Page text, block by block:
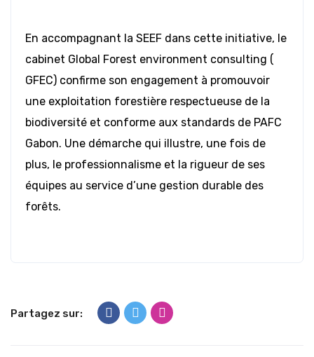
En accompagnant la SEEF dans cette initiative, le
cabinet Global Forest environment consulting (
GFEC) confirme son engagement à promouvoir
une exploitation forestière respectueuse de la
biodiversité et conforme aux standards de PAFC
Gabon. Une démarche qui illustre, une fois de
plus, le professionnalisme et la rigueur de ses
équipes au service d’une gestion durable des
forêts.
Partagez sur: